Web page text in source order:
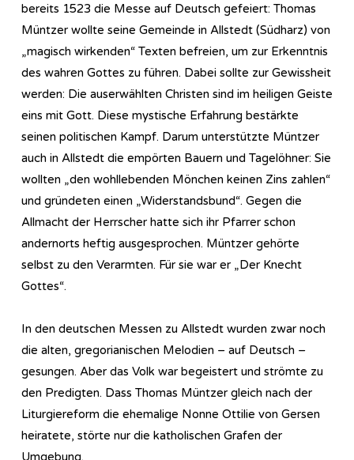
bereits 1523 die Messe auf Deutsch gefeiert: Thomas
Müntzer wollte seine Gemeinde in Allstedt (Südharz) von
„magisch wirkenden“ Texten befreien, um zur Erkenntnis
des wahren Gottes zu führen. Dabei sollte zur Gewissheit
werden: Die auserwählten Christen sind im heiligen Geiste
eins mit Gott. Diese mystische Erfahrung bestärkte
seinen politischen Kampf. Darum unterstützte Müntzer
auch in Allstedt die empörten Bauern und Tagelöhner: Sie
wollten „den wohllebenden Mönchen keinen Zins zahlen“
und gründeten einen „Widerstandsbund“. Gegen die
Allmacht der Herrscher hatte sich ihr Pfarrer schon
andernorts heftig ausgesprochen. Müntzer gehörte
selbst zu den Verarmten. Für sie war er „Der Knecht
Gottes“.
In den deutschen Messen zu Allstedt wurden zwar noch
die alten, gregorianischen Melodien – auf Deutsch –
gesungen. Aber das Volk war begeistert und strömte zu
den Predigten. Dass Thomas Müntzer gleich nach der
Liturgiereform die ehemalige Nonne Ottilie von Gersen
heiratete, störte nur die katholischen Grafen der
Umgebung.